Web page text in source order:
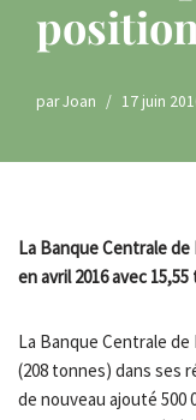
parJoan 17 juin
La Banque Centrale
en avril 2016 avec
La Banque Centrale de
(208 tonnes) dans ses
de nouveau ajouté 500